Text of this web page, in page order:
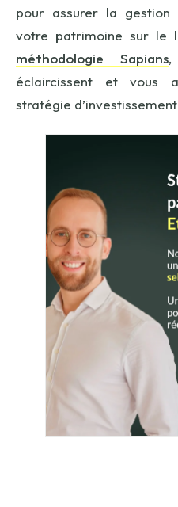
pour assurer la
votre patrimoine sur le
méthodologie Sapians,
éclaircissent et vous
stratégie